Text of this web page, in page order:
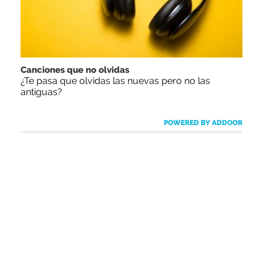
Canciones que no olvidas
¿Te pasa que olvidas las nuevas pero no las
antiguas?
POWERED BY ADDOOR